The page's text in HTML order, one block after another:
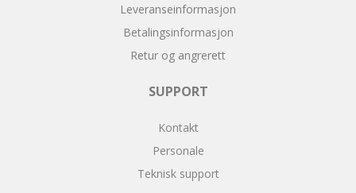
Leveranseinformasjon
Betalingsinformasjon
Retur og angrerett
SUPPORT
Kontakt
Personale
Teknisk support